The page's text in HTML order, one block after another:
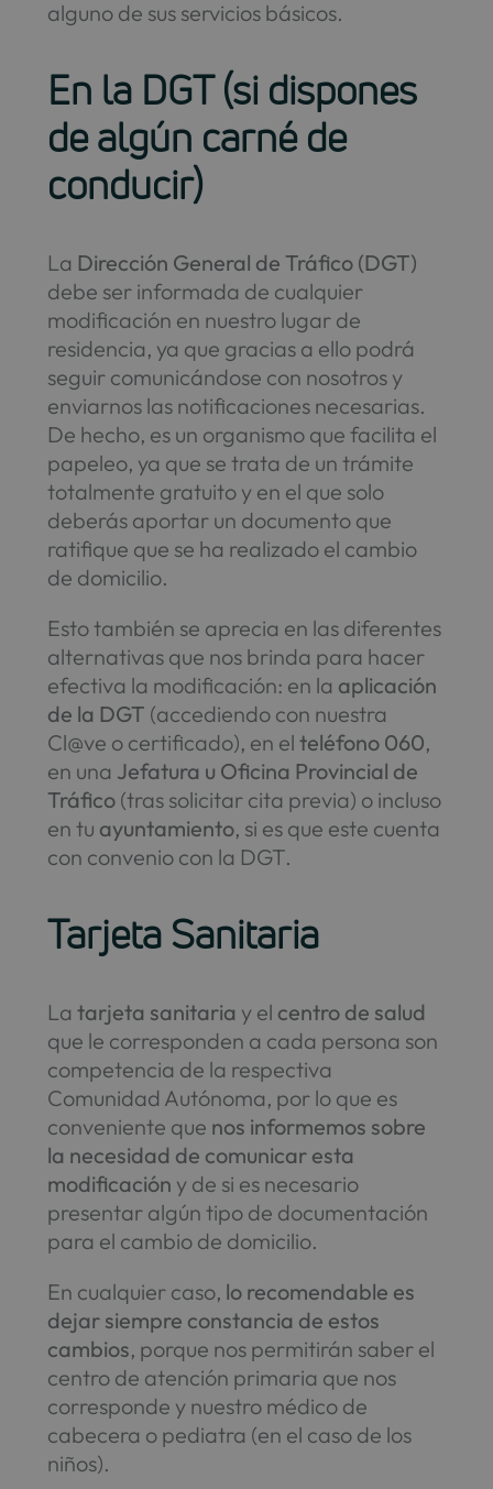
alguno de sus servicios básicos.
En la DGT (si dispones
de algún carné de
conducir)
La Dirección General de Tráfico (DGT)
debe ser informada de cualquier
modificación en nuestro lugar de
residencia, ya que gracias a ello podrá
seguir comunicándose con nosotros y
enviarnos las notificaciones necesarias.
De hecho, es un organismo que facilita el
papeleo, ya que se trata de un trámite
totalmente gratuito y en el que solo
deberás aportar un documento que
ratifique que se ha realizado el cambio
de domicilio.
Esto también se aprecia en las diferentes
alternativas que nos brinda para hacer
efectiva la modificación: en la aplicación
de la DGT (accediendo con nuestra
Cl@ve o certificado), en elteléfono 060,
en una Jefatura u Oficina Provincial de
Tráfico (tras solicitar cita previa) o incluso
en tu ayuntamiento, si es que este cuenta
con convenio con la DGT.
Tarjeta Sanitaria
Latarjeta sanitaria y el centro de salud
que le corresponden a cada persona son
competencia de la respectiva
Comunidad Autónoma, por lo que es
conveniente que nos informemos sobre
la necesidad de comunicar esta
modificación y de si es necesario
presentar algún tipo de documentación
para el cambio de domicilio.
En cualquier caso, lo recomendable es
dejar siempre constancia de estos
cambios, porque nos permitirán saber el
centro de atención primaria que nos
corresponde y nuestro médico de
cabecera o pediatra (en el caso de los
niños).